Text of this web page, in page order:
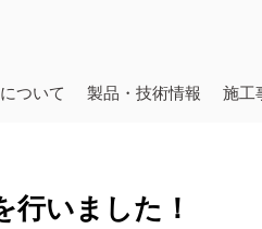
ついて 製品・技術情報 施工
行いました！